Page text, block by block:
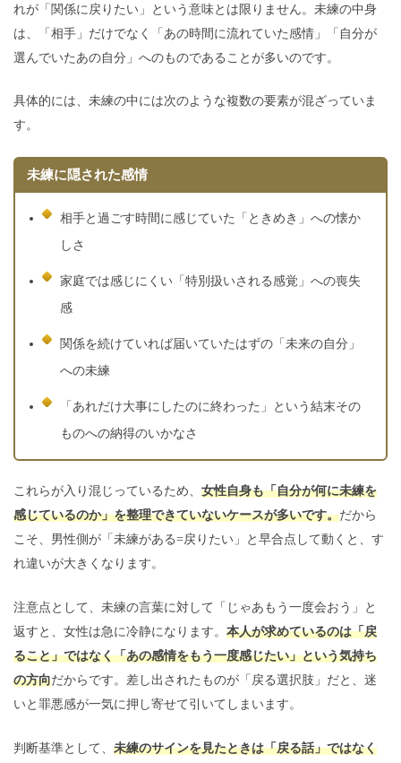
れが「関係に戻りたい」という意味とは限りません。未練の中身
は、「相手」だけでなく「あの時間に流れていた感情」「自分が
選んでいたあの自分」へのものであることが多いのです。
具体的には、未練の中には次のような複数の要素が混ざっていま
す。
未練に隠された感情
相手と過ごす時間に感じていた「ときめき」への懐か
しさ
家庭では感じにくい「特別扱いされる感覚」への喪失
感
関係を続けていれば届いていたはずの「未来の自分」
への未練
「あれだけ大事にしたのに終わった」という結末その
ものへの納得のいかなさ
これらが入り混じっているため、 女性自身も「自分が何に未練を
感じているのか」を整理できていないケースが多いです。だから
こそ、男性側が「未練がある=戻りたい」と早合点して動くと、す
れ違いが大きくなります。
注意点として、未練の言葉に対して「じゃあもう一度会おう」と
返すと、女性は急に冷静になります。 本人が求めているのは「戻
ること」ではなく「あの感情をもう一度感じたい」という気持ち
の方向だからです。差し出されたものが「戻る選択肢」だと、迷
いと罪悪感が一気に押し寄せて引いてしまいます。
判断基準として、 未練のサインを見たときは「戻る話」ではなく